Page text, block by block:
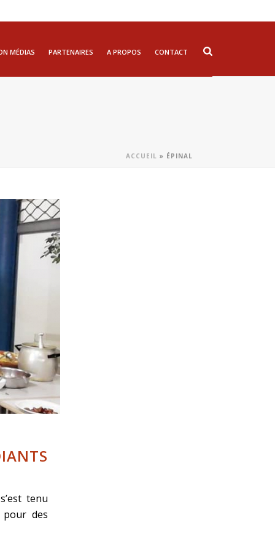
MÉDIAS PARTENAIRES A PROPOS CONTACT
ACCUEIL » ÉPINAL
tenu
des